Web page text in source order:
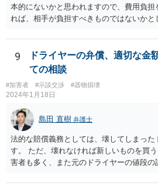
本的にないかと思われますので、費用負
れば、相手が負担すべきものではないか
9
ドライヤーの弁償、適切な金
ての相談
#加害者 #示談交渉 #器物損壊
2024年1月18日
島田 直樹 弁護士
法的な賠償義務としては、壊してしまった
す。 ただ、壊れなければ新しいものを買
害者も多く、また元のドライヤーの値段